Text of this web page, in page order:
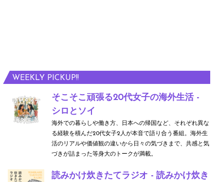
WEEKLY PICKUP!!
そこそこ頑張る20代女子の海外生活 -
シロとソイ
海外での暮らしや働き方、日本への帰国など、それぞれ異な
る経験を積んだ20代女子2人が本音で語り合う番組。海外生
活のリアルや価値観の違いから日々の気づきまで、共感と気
づきが詰まった等身大のトークが満載。
読みかけ炊きたてラジオ - 読みかけ炊き